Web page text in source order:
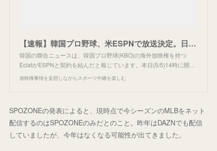
【速報】韓国プロ野球、米ESPNで放送決定。日本でも。
韓国の聯合ニュースは、韓国プロ野球(KBO)の海外放映権を持つ
EclatがESPNと契約を結んだと報じています。本日(5/5)14時に開…
放映権事情を妄想しながらスポーツ中継を楽しむ
SPOZONEの発表によると、現時点で今シーズンのMLBをネット
配信するのはSPOZONEのみだとのこと。昨年はDAZNでも配信
していましたが、今年はなくなる可能性が出てきました。